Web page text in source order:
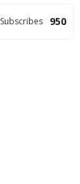
950
Subscribes